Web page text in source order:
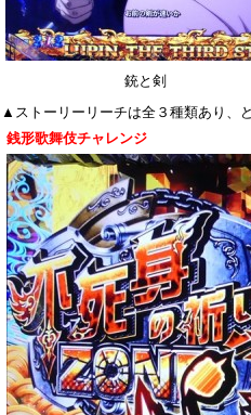
銃と剣
▲ストーリーリーチは全３種類あり、
銭形歌舞伎チャレンジ